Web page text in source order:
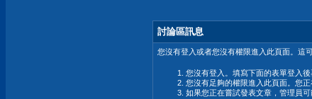
討論區訊息
您沒有登入或者您沒有權限進入此頁面。這
您沒有登入。填寫下面的表單登入後
您沒有足夠的權限進入此頁面。您
如果您正在嘗試發表文章，管理員